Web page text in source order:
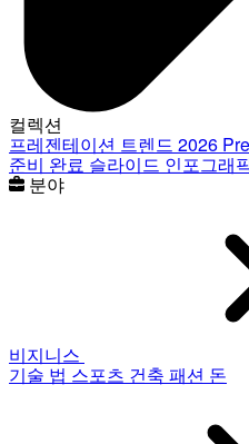
컬렉션
프레젠테이션 트렌드 2026
준비 완료 슬라이드 인포그래
분야
비지니스
기술 법 스포츠 건축 패션 돈